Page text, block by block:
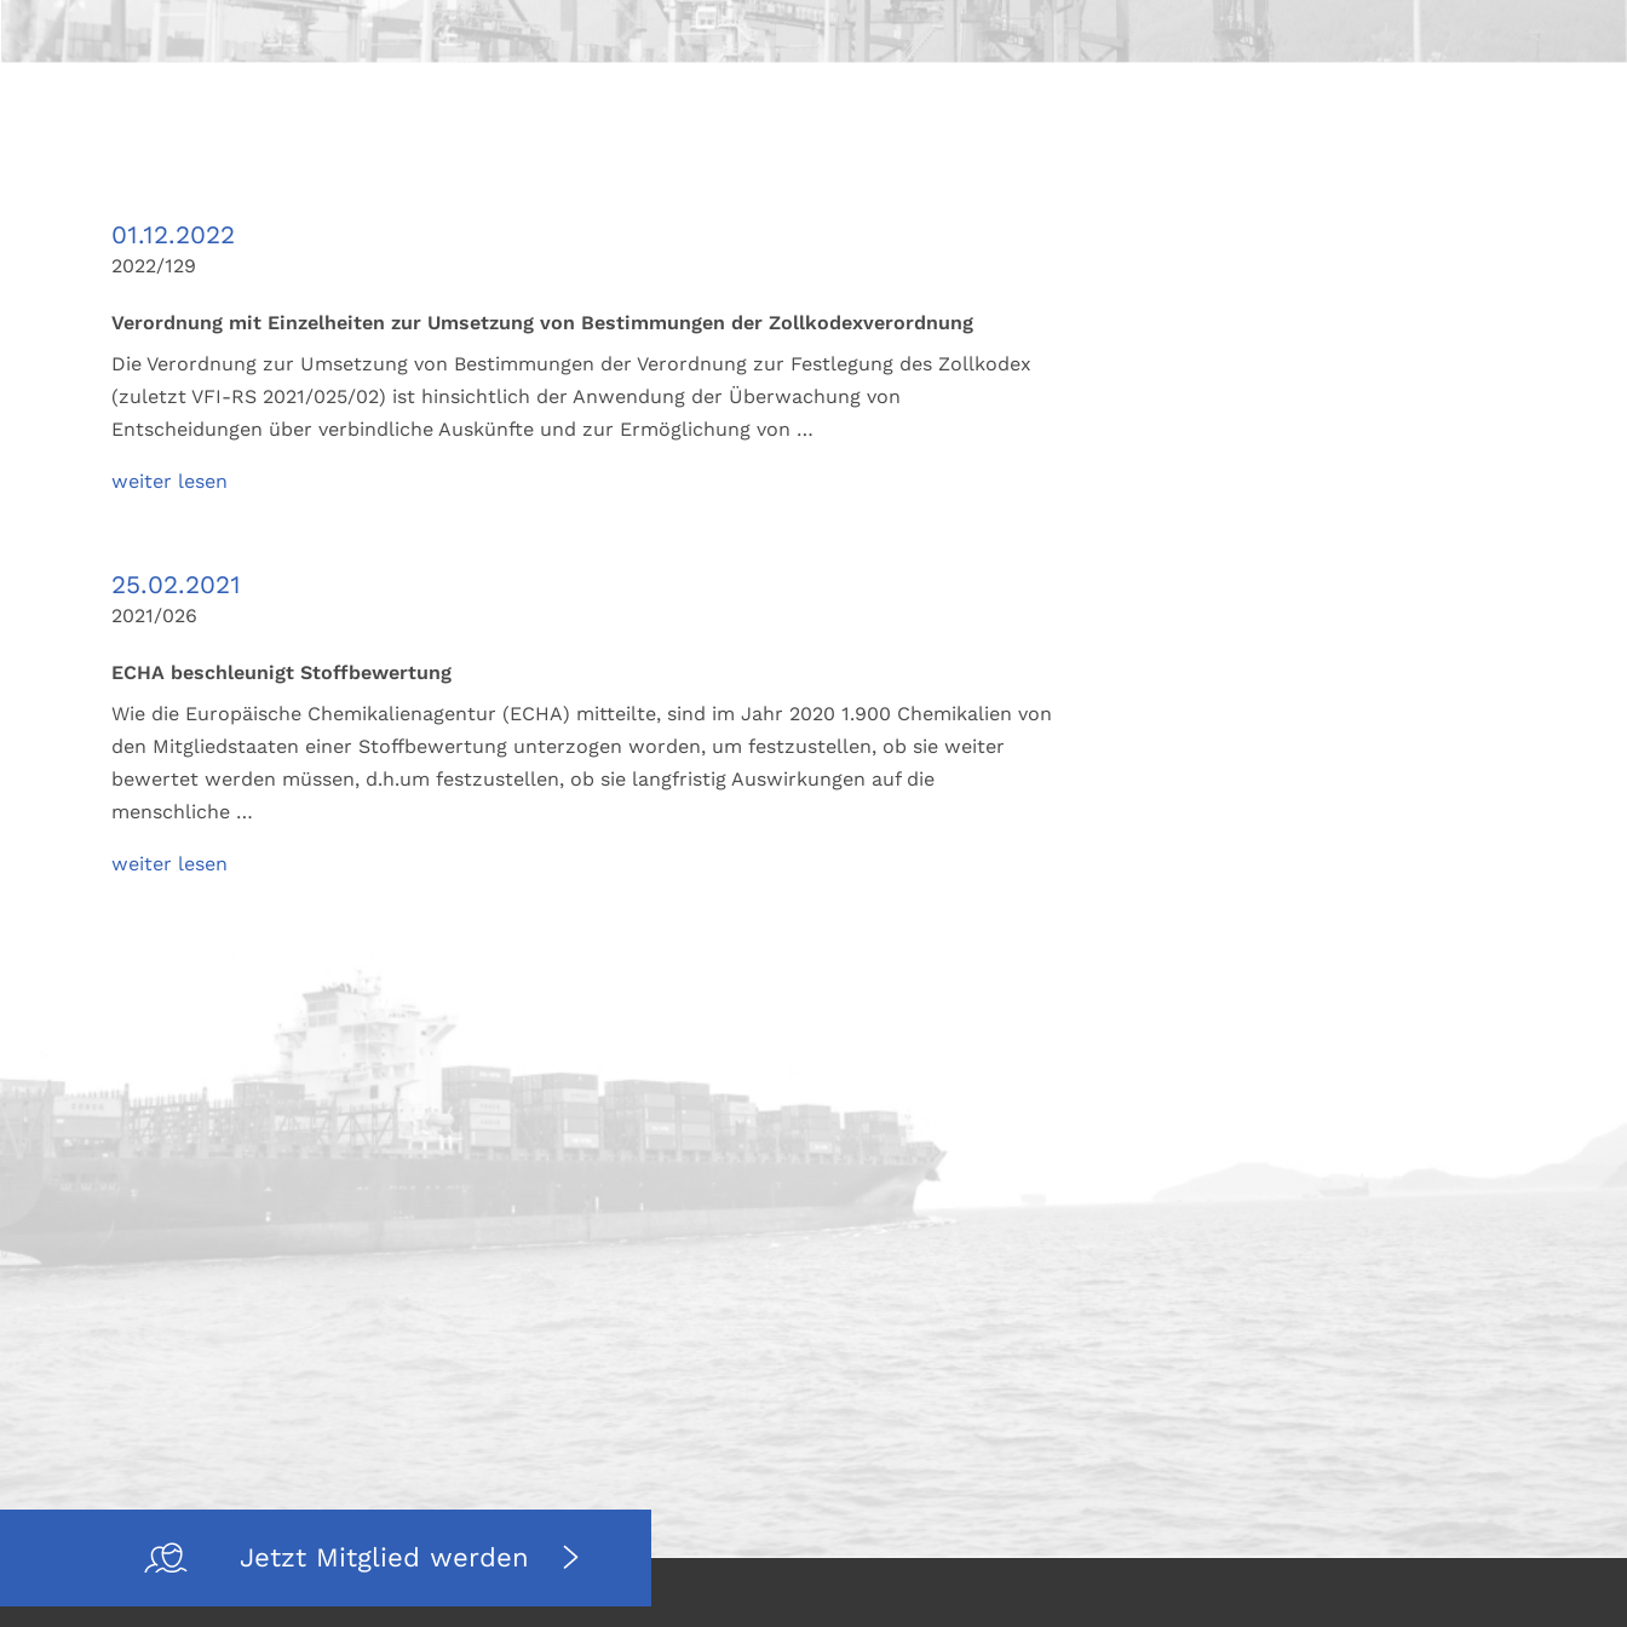
01.12.2022
2022/129
Verordnung mit Einzelheiten zur Umsetzung von Bestimmungen der Zollkodexverordnung
Die Verordnung zur Umsetzung von Bestimmungen der Verordnung zur Festlegung des Zollkodex
(zuletzt VFI-RS 2021/025/02) ist hinsichtlich der Anwendung der Überwachung von
Entscheidungen über verbindliche Auskünfte und zur Ermöglichung von …
weiter lesen
25.02.2021
2021/026
ECHA beschleunigt Stoffbewertung
Wie die Europäische Chemikalienagentur (ECHA) mitteilte, sind im Jahr 2020 1.900 Chemikalien von
den Mitgliedstaaten einer Stoffbewertung unterzogen worden, um festzustellen, ob sie weiter
bewertet werden müssen, d.h.um festzustellen, ob sie langfristig Auswirkungen auf die
menschliche …
weiter lesen
Jetzt Mitglied werden